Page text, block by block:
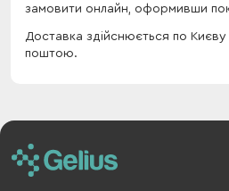
замовити онлайн, оформивши
Доставка здійснюється по
поштою.